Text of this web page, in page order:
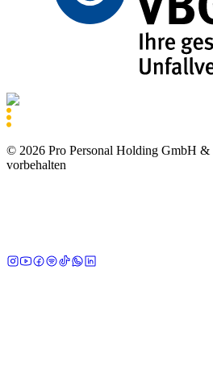
© 2026 Pro Personal Holding GmbH
vorbehalten